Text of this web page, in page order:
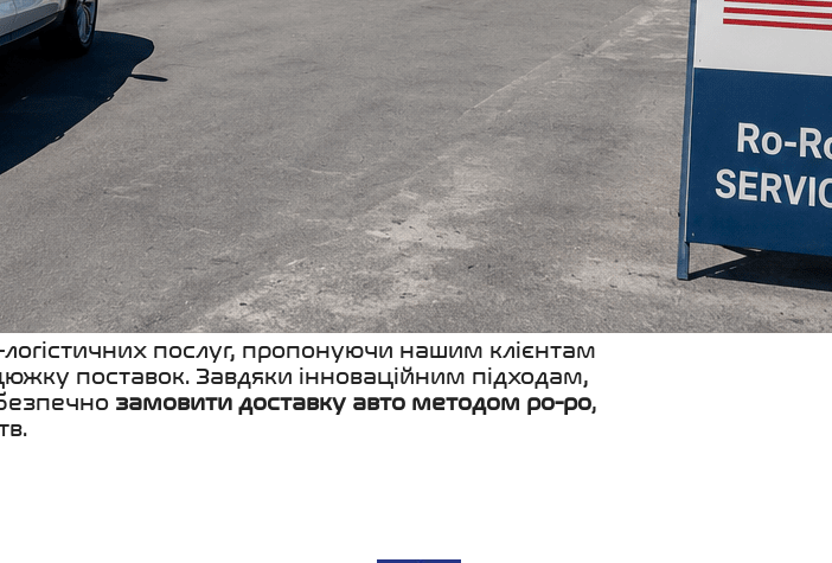
логістичних послуг, пропонуючи нашим клієнтам
поставок. Завдяки інноваційним підходам,
замовити доставку авто методом ро-ро,